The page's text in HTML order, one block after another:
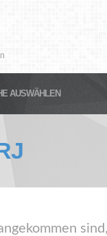
AUSWÄHLEN